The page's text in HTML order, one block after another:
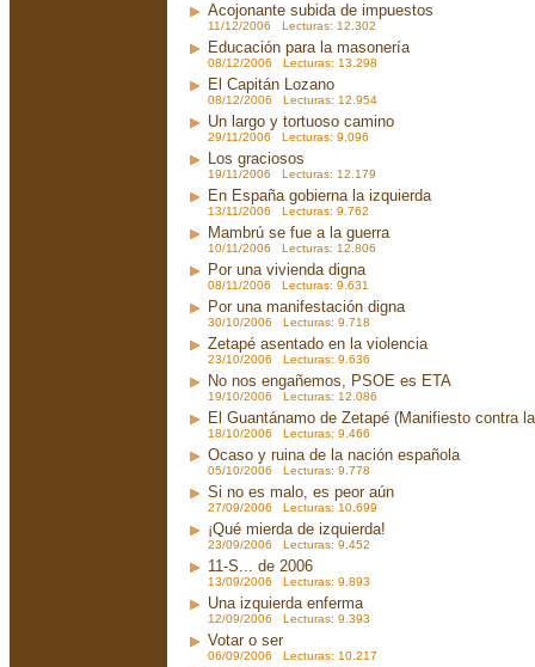
Acojonante subida de impuestos
11/12/2006 Lecturas: 12.302
Educación para la masonería
08/12/2006 Lecturas: 13.298
El Capitán Lozano
08/12/2006 Lecturas: 12.954
Un largo y tortuoso camino
29/11/2006 Lecturas: 9.096
Los graciosos
19/11/2006 Lecturas: 12.179
En España gobierna la izquierda
13/11/2006 Lecturas: 9.762
Mambrú se fue a la guerra
10/11/2006 Lecturas: 12.806
Por una vivienda digna
08/11/2006 Lecturas: 9.631
Por una manifestación digna
30/10/2006 Lecturas: 9.718
Zetapé asentado en la violencia
23/10/2006 Lecturas: 9.636
No nos engañemos, PSOE es ETA
19/10/2006 Lecturas: 12.086
El Guantánamo de Zetapé (Manifiesto contra
18/10/2006 Lecturas: 9.466
Ocaso y ruina de la nación española
05/10/2006 Lecturas: 9.778
Si no es malo, es peor aún
27/09/2006 Lecturas: 10.699
¡Qué mierda de izquierda!
23/09/2006 Lecturas: 9.452
11-S... de 2006
13/09/2006 Lecturas: 9.893
Una izquierda enferma
12/09/2006 Lecturas: 9.393
Votar o ser
06/09/2006 Lecturas: 10.217